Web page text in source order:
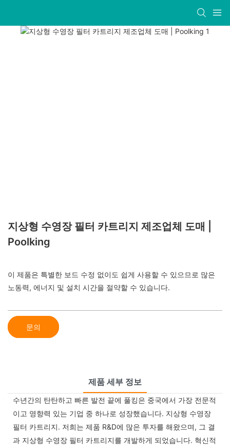
지상형 수영장 필터 카트리지 제조업체 도매 |
Poolking
이 제품은 특별한 보드 수정 없이도 쉽게 사용할 수 있으므로 많은
노동력, 에너지 및 설치 시간을 절약할 수 있습니다.
문의
제품 세부 정보
수년간의 탄탄하고 빠른 발전 끝에 풀킹은 중국에서 가장 전문적
이고 영향력 있는 기업 중 하나로 성장했습니다. 지상형 수영장
필터 카트리지. 저희는 제품 R&D에 많은 투자를 해왔으며, 그 결
과 지상형 수영장 필터 카트리지를 개발하게 되었습니다. 혁신적